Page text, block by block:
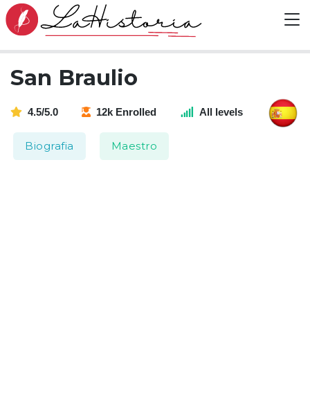
San Braulio
4.5/5.0 12k Enrolled All levels
Biografia Maestro